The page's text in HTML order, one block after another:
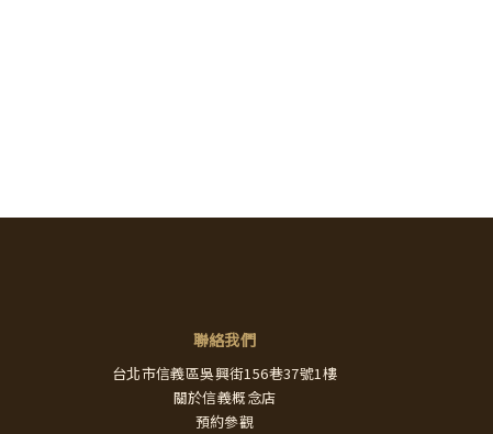
聯絡我們
台北市信義區吳興街156巷37號1樓
關於信義概念店
預約參觀